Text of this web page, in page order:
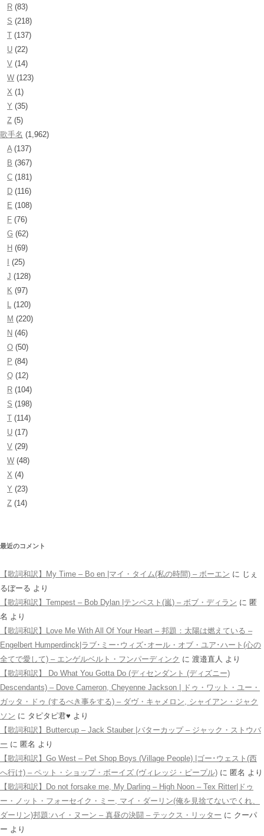
R (83)
S (218)
T (137)
U (22)
V (14)
W (123)
X (1)
Y (35)
Z (5)
歌手名 (1,962)
A(137)
B (367)
C (181)
D (116)
E (108)
F (76)
G (62)
H (69)
(25)
J (128)
K (97)
L (120)
M (220)
N (46)
O (50)
P (84)
Q (12)
R (104)
S (198)
T (114)
U (17)
V (29)
W (48)
X (4)
Y (23)
Z (14)
最近のコメント
【歌詞和訳】My Time – Bo en |マイ・タイム(私の時間) – ボーエン に じぇ
るぼーる より
【歌詞和訳】Tempest – Bob Dylan |テンペスト(嵐) – ボブ・ディラン に 匿
名 より
【歌詞和訳】Love Me With All Of Your Heart – 邦題：太陽は燃えている –
Engelbert Humperdinck|ラブ･ミー･ウィズ･オール・オブ・ユア･ハート(心の
全てで愛して) – エンゲルベルト・フンパーディンク に 渡邉直人 より
【歌詞和訳】 Do What You Gotta Do (ディセンダント (ディズニー)
Descendants) – Dove Cameron, Cheyenne Jackson | ドゥ・ワット・ユー・
ガッタ・ドゥ (するべき事をする) – ダヴ・キャメロン, シャイアン・ジャク
ソン に タピタピ君♥️ より
【歌詞和訳】Buttercup – Jack Stauber |バターカップ – ジャック・ストウバ
ー に 匿名 より
【歌詞和訳】Go West – Pet Shop Boys (Village People) |ゴー･ウェスト(西
へ行け) – ペット・ショップ・ボーイズ (ヴィレッジ・ピープル) に 匿名 より
【歌詞和訳】Do not forsake me, My Darling – High Noon – Tex Ritter|ドゥ
ー・ノット・フォーセイク・ミー, マイ・ダーリン(俺を見捨てないでくれ、
ダーリン)邦題:ハイ・ヌーン – 真昼の決闘 – テックス・リッター に クーパ
ー より